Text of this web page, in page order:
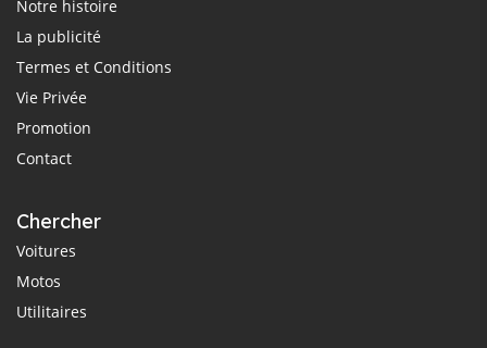
Notre histoire
La publicité
Termes et Conditions
Vie Privée
Promotion
Contact
Chercher
Voitures
Motos
Utilitaires